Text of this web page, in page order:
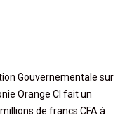
Gouvernementale sur
Orange CI fait un
de francs CFA à